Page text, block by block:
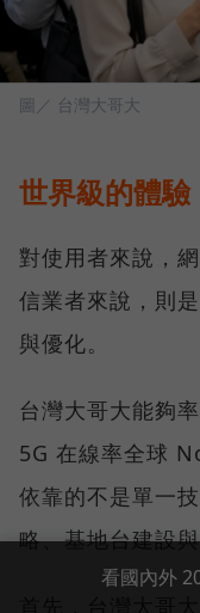
圖／ 台灣大哥大
世界級的體
對使用者來說，
信業者來說，則
與優化。
台灣大哥大能夠
5G 在線率全球
依靠的不是單一
略、基地台建設
看國內外